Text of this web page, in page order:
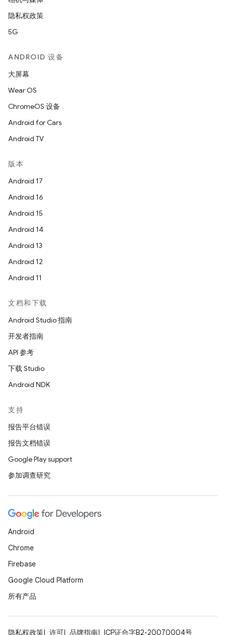
隐私权政策
5G
ANDROID 设备
大屏幕
Wear OS
ChromeOS 设备
Android for Cars
Android TV
版本
Android 17
Android 16
Android 15
Android 14
Android 13
Android 12
Android 11
文档和下载
Android Studio 指南
开发者指南
API 参考
下载 Studio
Android NDK
支持
报告平台错误
报告文档错误
Google Play support
参加调查研究
Android
Chrome
Firebase
Google Cloud Platform
所有产品
隐私权政策 许可 品牌指南 ICP证合字B2-20070004号